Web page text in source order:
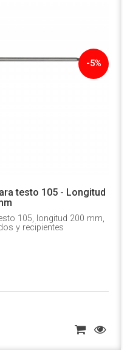
-5%
testo 105 - Longitud
105, longitud 200 mm,
y recipientes